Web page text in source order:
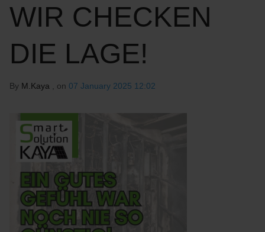
WIR CHECKEN
DIE LAGE!
By M.Kaya , on 07 January 2025 12:02